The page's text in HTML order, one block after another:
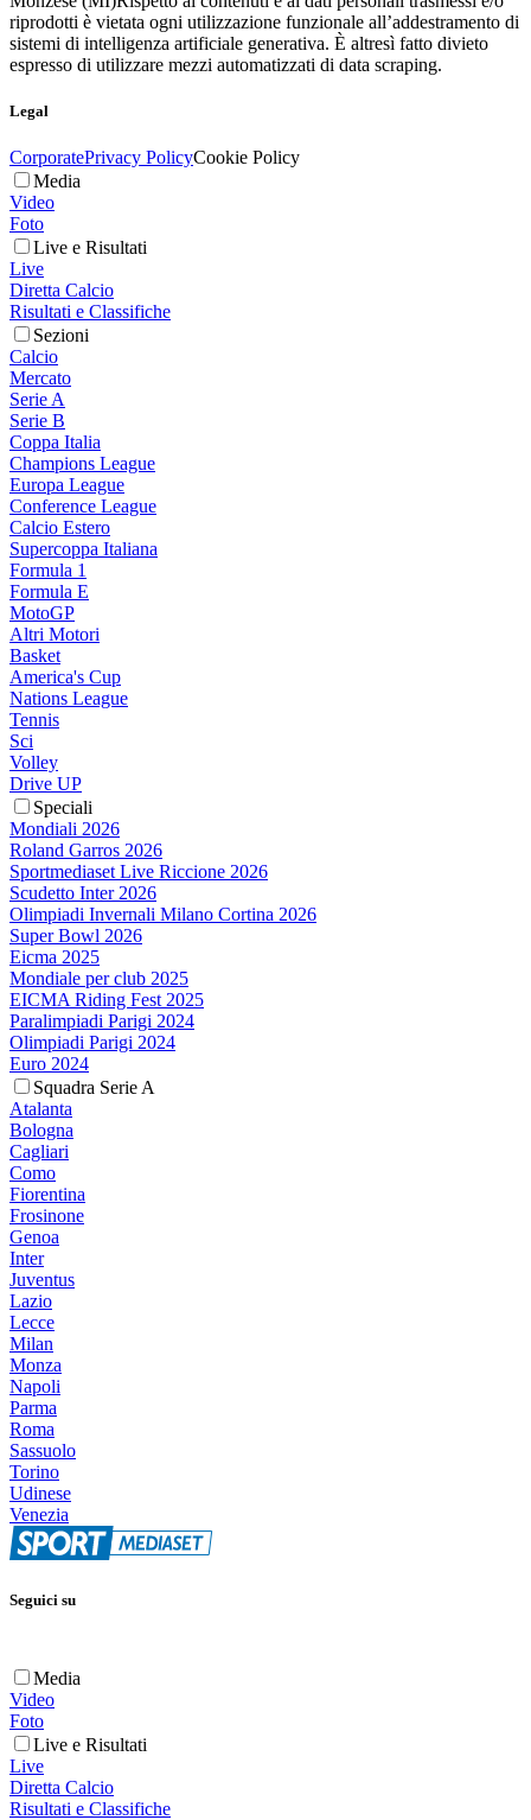
riprodotti è vietata ogni utilizzazione funzionale all’addestramento di
sistemi di intelligenza artificiale generativa. È altresì fatto divieto
espresso di utilizzare mezzi automatizzati di data scraping.
Legal
CorporatePrivacy PolicyCookie Policy
Media
Video
Foto
Live e Risultati
Live
Diretta Calcio
Risultati e Classifiche
Sezioni
Calcio
Mercato
Serie A
Serie B
Coppa Italia
Champions League
Europa League
Conference League
Calcio Estero
Supercoppa Italiana
Formula 1
Formula E
MotoGP
Altri Motori
Basket
America's Cup
Nations League
Tennis
Sci
Volley
Drive UP
Speciali
Mondiali 2026
Roland Garros 2026
Sportmediaset Live Riccione 2026
Scudetto Inter 2026
Olimpiadi Invernali Milano Cortina 2026
Super Bowl 2026
Eicma 2025
Mondiale per club 2025
EICMA Riding Fest 2025
Paralimpiadi Parigi 2024
Olimpiadi Parigi 2024
Euro 2024
Squadra Serie A
Atalanta
Bologna
Cagliari
Como
Fiorentina
Frosinone
Genoa
Inter
Juventus
Lazio
Lecce
Milan
Monza
Napoli
Parma
Roma
Sassuolo
Torino
Udinese
Venezia
Seguici su
Media
Video
Foto
Live e Risultati
Live
Diretta Calcio
Risultati e Classifiche